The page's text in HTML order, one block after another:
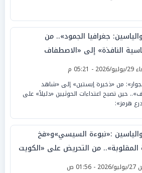
جغرافيا الجمود».. من
النافذة» إلى «الاصطفاف
حين تصبح «النتائج صفرية» 05:21 م
من «ذخيرة إبستين» إلى «شاهد
حين تصبح اعتداءات الحوثيين «دليلاً» على
هرمز»:
:«نبوءة السيسي»و«فخ
المقلوبة».. من التحريض على «الكويت
إلى«فطام السيادة»
ص